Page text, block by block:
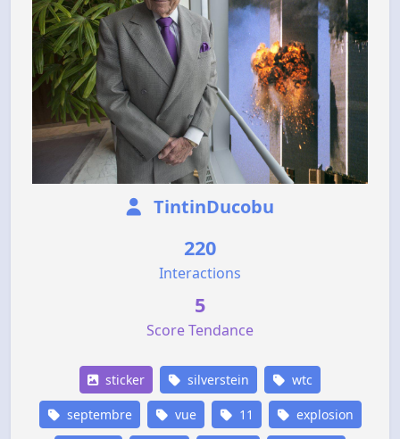
TintinDucobu
220
Interactions
5
Score Tendance
sticker silverstein wtc
septembre vue 11 explosion